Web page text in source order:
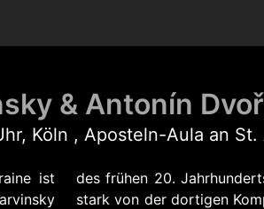
& Antonín
Köln , Aposteln-Aula an St.
ist
des frühen 20.
stark von der dortigen